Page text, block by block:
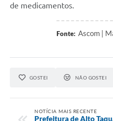
de medicamentos.
Fonte: Ascom |
GOSTEI NÃO GOSTEI
NOTÍCIA MAIS RECENTE
Prefeitura de Alto